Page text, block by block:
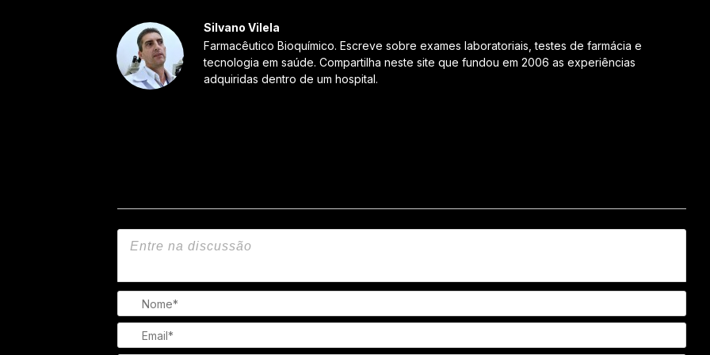
Silvano Vilela
Farmacêutico Bioquímico. Escreve sobre exames laboratoriais, testes de farmácia e
tecnologia em saúde. Compartilha neste site que fundou em 2006 as experiências
adquiridas dentro de um hospital.
Email*